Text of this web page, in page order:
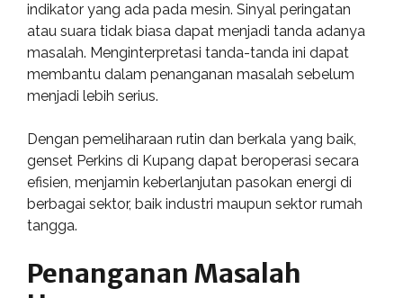
indikator yang ada pada mesin. Sinyal peringatan
atau suara tidak biasa dapat menjadi tanda adanya
masalah. Menginterpretasi tanda-tanda ini dapat
membantu dalam penanganan masalah sebelum
menjadi lebih serius.
Dengan pemeliharaan rutin dan berkala yang baik,
genset Perkins di Kupang dapat beroperasi secara
efisien, menjamin keberlanjutan pasokan energi di
berbagai sektor, baik industri maupun sektor rumah
tangga.
Penanganan Masalah